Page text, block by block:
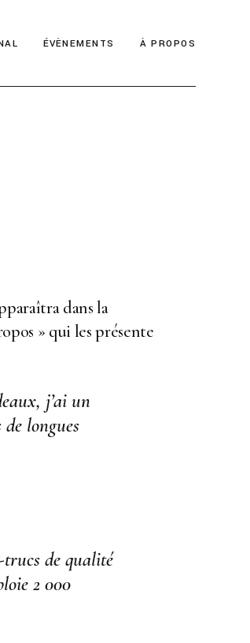
ÉVÈNEMENTS À PROPOS
dans la
» qui les présente
j’ai un
longues
trucs de qualité
2 000